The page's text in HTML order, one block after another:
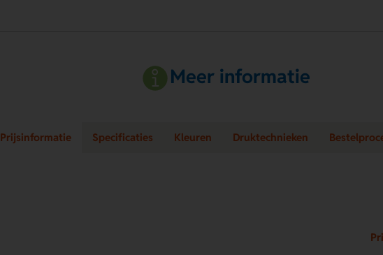
Meer informatie
Prijsinformatie Specificaties Kleuren Druktechnieken